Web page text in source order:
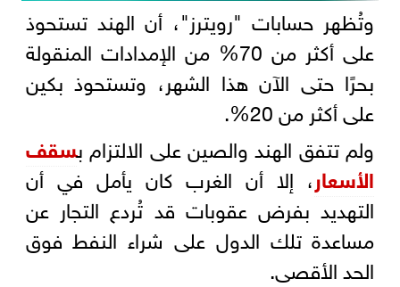
وتُظهر حسابات "رويترز"، أن الهند تستحوذ
على أكثر من 70% من الإمدادات المنقولة
بحرًا حتى الآن هذا الشهر، وتستحوذ بكين
على أكثر من 20%.
ولم تتفق الهند والصين على الالتزام بسقف
الأسعار، إلا أن الغرب كان يأمل في أن
التهديد بفرض عقوبات قد تُردع التجار عن
مساعدة تلك الدول على شراء النفط فوق
الحد الأقصى.